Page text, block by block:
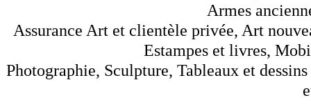
Armes
Assurance Art et clientèle privée, Art
Estampes et livres,
Photographie, Sculpture, Tableaux et